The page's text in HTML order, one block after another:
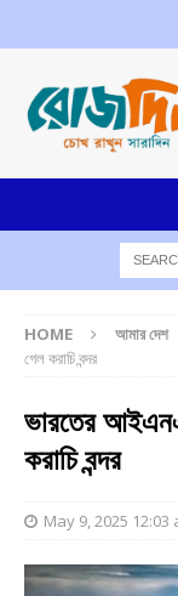
HOME আমার দেশ
গেল করাচি বন্দর
ভারতের
করাচি বন্দর
May 9, 2025 12:03